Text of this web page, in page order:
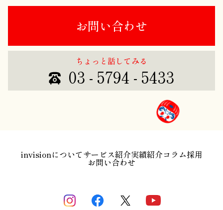
お問い合わせ
ちょっと話してみる
03 - 5794 - 5433
invisionについてサービス紹介実績紹介コラム採用
お問い合わせ